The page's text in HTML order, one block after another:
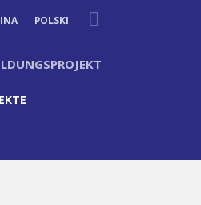
POLSKI